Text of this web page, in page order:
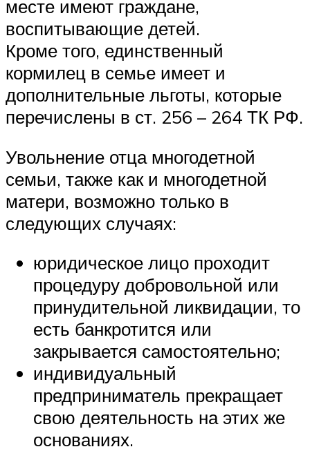
месте имеют граждане,
воспитывающие детей.
Кроме того, единственный
кормилец в семье имеет и
дополнительные льготы, которые
перечислены в ст. 256 – 264 ТК РФ.
Увольнение отца многодетной
семьи, также как и многодетной
матери, возможно только в
следующих случаях:
юридическое лицо проходит
процедуру добровольной или
принудительной ликвидации, то
есть банкротится или
закрывается самостоятельно;
индивидуальный
предприниматель прекращает
свою деятельность на этих же
основаниях.